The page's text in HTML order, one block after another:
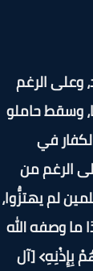
الرغم
حاملو
في
من
لم يهتزُّوا،
وصفه الله
[آل